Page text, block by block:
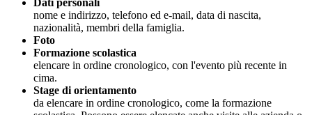
nome e indirizzo, telefono ed e-mail, data di nascita,
nazionalità, membri della famiglia.
Foto
Formazione scolastica
elencare in ordine cronologico, con l'evento più recente in
cima.
Stage di orientamento
da elencare in ordine cronologico, come la formazione